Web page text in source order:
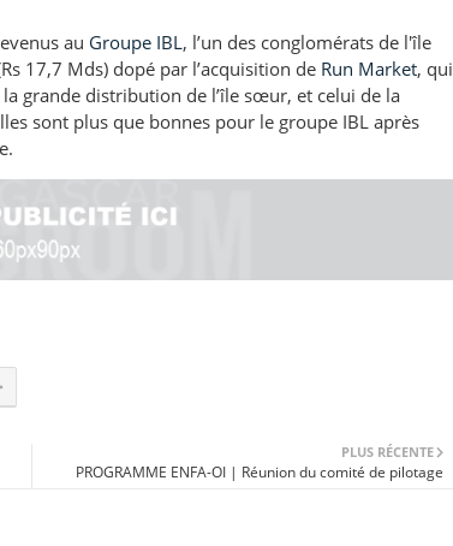
au Groupe IBL, l’un des conglomérats de l'île
17,7 Mds) dopé par l’acquisition de Run Market, qui
grande distribution de l’île sœur, et celui de la
sont plus que bonnes pour le groupe IBL après
PLUS RÉCENTE
PROGRAMME ENFA-OI | Réunion du comité de pilotage